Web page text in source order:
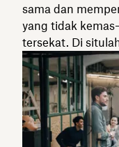
sama dan
yang tidak
tersekat. Di